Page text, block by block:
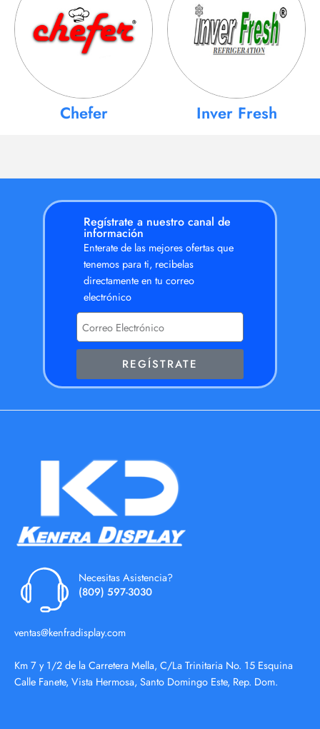
Chefer Inver Fresh
Regístrate a nuestro canal de
información
Enterate de las mejores ofertas que
tenemos para ti, recibelas
directamente en tu correo
electrónico
REGÍSTRATE
Necesitas Asistencia?
(809) 597-3030
ventas@kenfradisplay.com
Km 7 y 1/2 de la Carretera Mella, C/La Trinitaria No. 15 Esquina
Calle Fanete, Vista Hermosa, Santo Domingo Este, Rep. Dom.